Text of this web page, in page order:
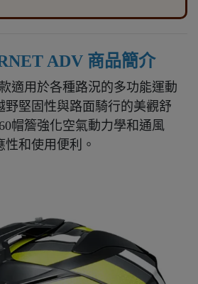
ADV 商品簡介
適用於各種路況的多功能運動
野堅固性與路面騎行的美觀舒
帽簷強化空氣動力學和通風
和使用便利。